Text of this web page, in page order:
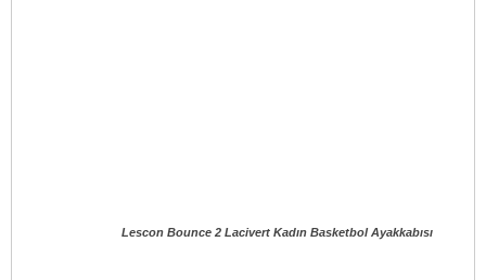
Lescon Bounce 2 Lacivert Kadın Basketbol Ayakkabısı